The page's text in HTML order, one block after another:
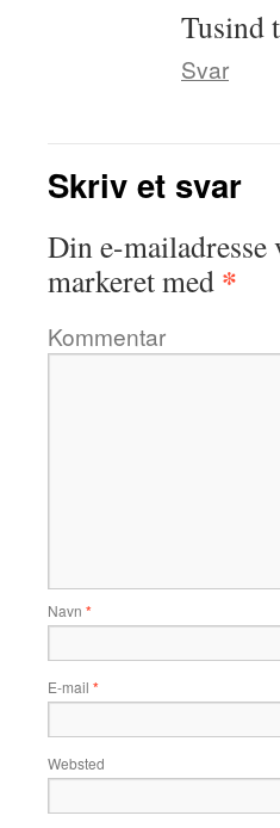
Tusind
Svar
Skriv et svar
Din e-
markeret med *
Kommentar
Navn *
E-mail *
Websted